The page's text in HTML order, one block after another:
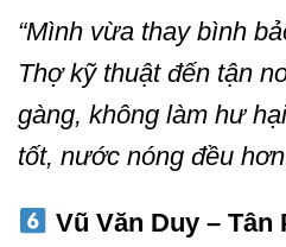
“Mình vừa thay bình
Thợ kỹ thuật đến tận
gàng, không làm hư
tốt, nước nóng đều
Vũ Văn Duy – Tân